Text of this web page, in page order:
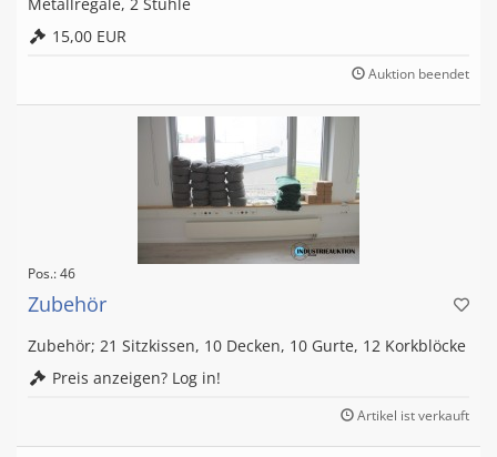
Metallregale, 2 Stühle
15,00 EUR
Auktion beendet
Pos.: 46
Zubehör
Zubehör; 21 Sitzkissen, 10 Decken, 10 Gurte, 12 Korkblöcke
Preis anzeigen? Log in!
Artikel ist verkauft